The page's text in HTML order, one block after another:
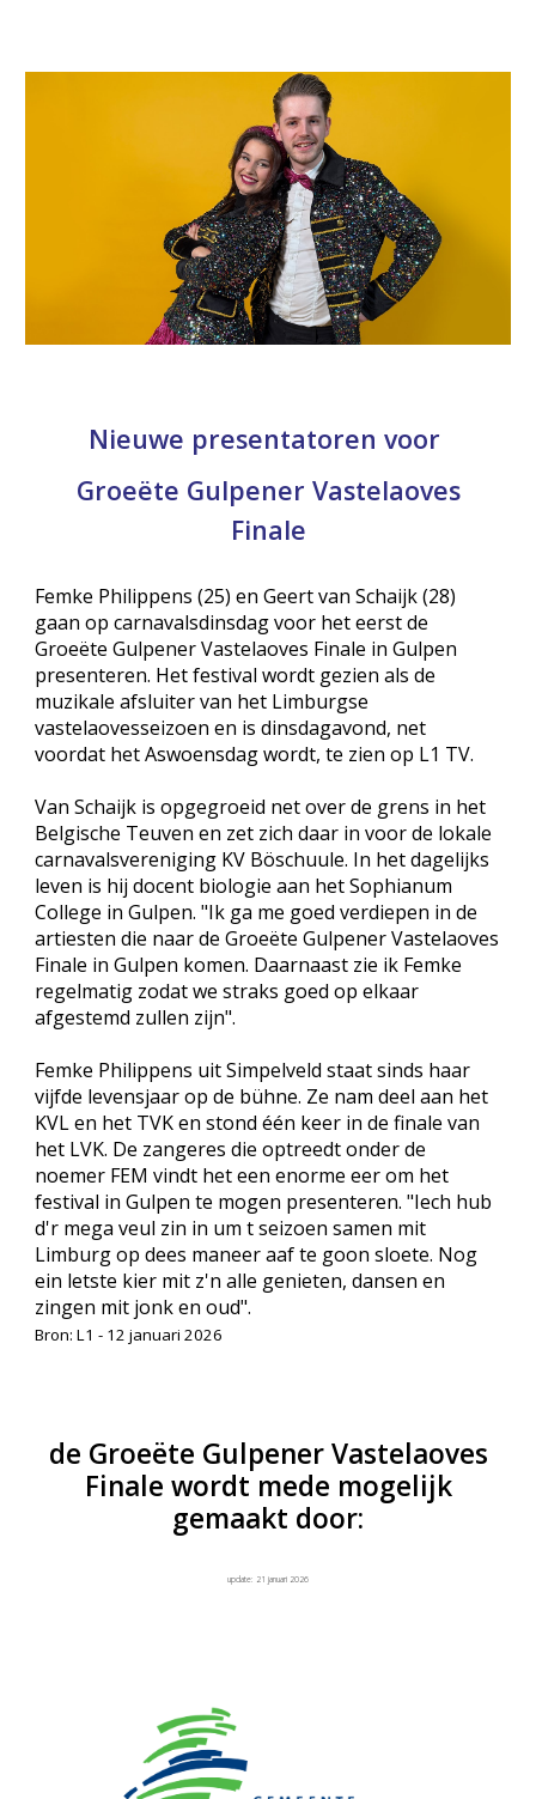
Nieuwe presentatoren voor
Groeëte Gulpener Vastelaoves
Finale
Femke Philippens (25) en Geert van Schaijk (28)
gaan op carnavalsdinsdag voor het eerst de
Groeëte Gulpener Vastelaoves Finale in Gulpen
presenteren. Het festival wordt gezien als de
muzikale afsluiter van het Limburgse
vastelaovesseizoen en is dinsdagavond, net
voordat het Aswoensdag wordt, te zien op L1 TV.
Van Schaijk is opgegroeid net over de grens in het
Belgische Teuven en zet zich daar in voor de lokale
carnavalsvereniging KV Böschuule. In het dagelijks
leven is hij docent biologie aan het Sophianum
College in Gulpen. "Ik ga me goed verdiepen in de
artiesten die naar de Groeëte Gulpener Vastelaoves
Finale in Gulpen komen. Daarnaast zie ik Femke
regelmatig zodat we straks goed op elkaar
afgestemd zullen zijn".
Femke Philippens uit Simpelveld staat sinds haar
vijfde levensjaar op de bühne. Ze nam deel aan het
KVL en het TVK en stond één keer in de finale van
het LVK. De zangeres die optreedt onder de
noemer FEM vindt het een enorme eer om het
festival in Gulpen te mogen presenteren. "Iech hub
d'r mega veul zin in um t seizoen samen mit
Limburg op dees maneer aaf te goon sloete. Nog
ein letste kier mit z'n alle genieten, dansen en
zingen mit jonk en oud".
Bron: L1 - 12 januari 2026
de Groeëte Gulpener Vastelaoves
Finale wordt mede mogelijk
gemaakt door:
update: 21 januari 2026